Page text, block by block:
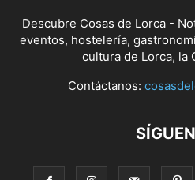
Descubre Cosas de Lorca -
eventos, hostelería,
cultura de Lorca, la
Contáctanos: